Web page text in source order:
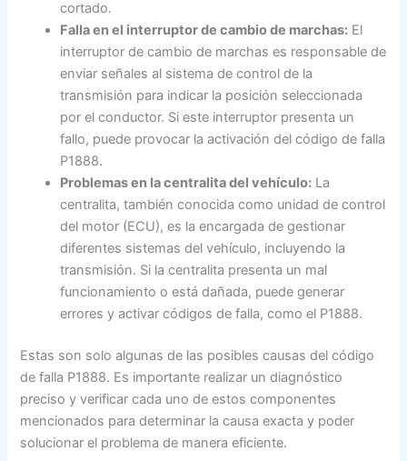
cortado.
Falla en el interruptor de cambio de marchas: El
interruptor de cambio de marchas es responsable de
enviar señales al sistema de control de la
transmisión para indicar la posición seleccionada
por el conductor. Si este interruptor presenta un
fallo, puede provocar la activación del código de falla
P1888.
Problemas en la centralita del vehículo: La
centralita, también conocida como unidad de control
del motor (ECU), es la encargada de gestionar
diferentes sistemas del vehículo, incluyendo la
transmisión. Si la centralita presenta un mal
funcionamiento o está dañada, puede generar
errores y activar códigos de falla, como el P1888.
Estas son solo algunas de las posibles causas del código
de falla P1888. Es importante realizar un diagnóstico
preciso y verificar cada uno de estos componentes
mencionados para determinar la causa exacta y poder
solucionar el problema de manera eficiente.